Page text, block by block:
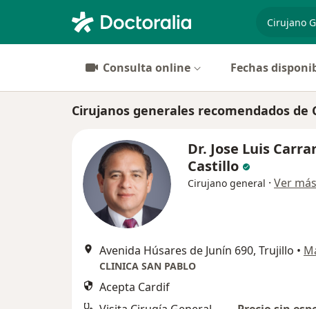
Consulta online Fechas
Cirujanos generales recomendados de
Dr. Jose Luis
Castillo
Cirujano general · Ver más
Avenida Húsares de Junín 690, Trujillo •
CLINICA SAN PABLO
Acepta Cardif